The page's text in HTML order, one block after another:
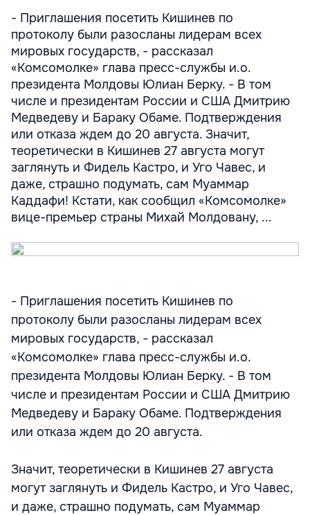
- Приглашения посетить Кишинев по
протоколу были разосланы лидерам всех
мировых государств, - рассказал
«Комсомолке» глава пресс-службы и.о.
президента Молдовы Юлиан Берку. - В том
числе и президентам России и США Дмитрию
Медведеву и Бараку Обаме. Подтверждения
или отказа ждем до 20 августа. Значит,
теоретически в Кишинев 27 августа могут
заглянуть и Фидель Кастро, и Уго Чавес, и
даже, страшно подумать, сам Муаммар
Каддафи! Кстати, как сообщил «Комсомолке»
вице-премьер страны Михай Молдовану, ...
- Приглашения посетить Кишинев по
протоколу были разосланы лидерам всех
мировых государств, - рассказал
«Комсомолке» глава пресс-службы и.о.
президента Молдовы Юлиан Берку. - В том
числе и президентам России и США Дмитрию
Медведеву и Бараку Обаме. Подтверждения
или отказа ждем до 20 августа.
Значит, теоретически в Кишинев 27 августа
могут заглянуть и Фидель Кастро, и Уго Чавес,
и даже, страшно подумать, сам Муаммар